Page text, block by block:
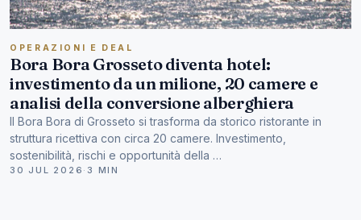
OPERAZIONI E DEAL
Bora Bora Grosseto diventa hotel:
investimento da un milione, 20 camere e
analisi della conversione alberghiera
Il Bora Bora di Grosseto si trasforma da storico ristorante in
struttura ricettiva con circa 20 camere. Investimento,
sostenibilità, rischi e opportunità della …
30 JUL 2026 ·3 MIN